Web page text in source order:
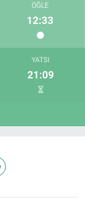
ÖĞLE
12:33
YATSI
21:09